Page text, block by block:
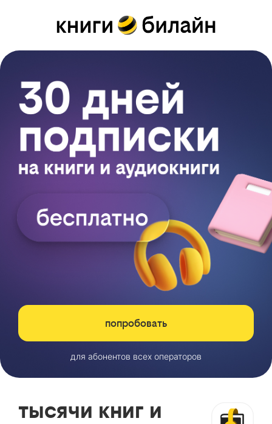
попробовать
для абонентов всех операторов
тысячи книг и